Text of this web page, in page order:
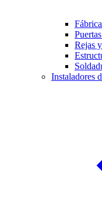
Rejas
Instaladores